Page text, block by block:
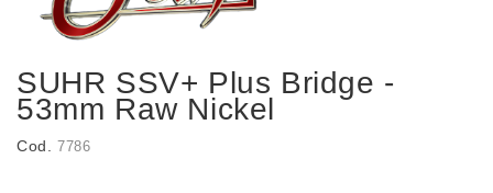
SUHR SSV+ Plus Bridge -
53mm Raw Nickel
Cod. 7786